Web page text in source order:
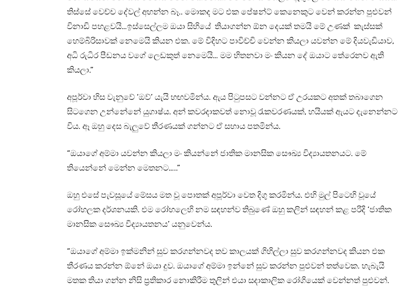
තිස්සේ වෙච්ච දේවල් අහන්න බෑ.. මොකද මට එක පේෂන්ට් කෙනෙකුට වෙන් කරන්න පුළුවන්
විනාඩි පහළවයි…ඉස්සෙල්ලම ඔයා සිහියේ තියාගන්න ඕන දෙයක් තමයි මේ උණක් කැස්සක්
හෙම්බිරිසාවක් නෙමෙයි කියන එක. මේ විදිහට පාවිච්චි වෙන්න කියලා යවන්න මේ දියවැඩියාව,
අධි රුධිර පීඩනය වගේ ලෙඩකුත් නෙමෙයි… මම හිතනවා මං කියන දේ ඔයාට තේරෙනව ඇති
කියලා.”
අපූර්වා හිස වැනුවේ ‘ඔව්’ යැයි හඟවමින්ය. ඇය පිටුපසට වන්නට ඒ උරයකට අතක් තබාගෙන
සිටගෙන උන්නේනේ යුගාෂ්ය. අන් කවරදාකවත් නොවූ රැකවරණයක්, හයියක් ඇයට දැනෙන්නට
විය. ඈ ඔහු දෙස බැලුවේ තීරණයක් ගන්නට ඒ සහාය පතමින්ය.
“ඔයාගේ අම්මා යවන්න කියලා මං කියන්නේ ජාතික මානසික සෞඛ්‍ය විද්‍යායතනයට. මේ
තියෙන්නේ මෙන්න මෙතනට…..”
ඔහු එසේ පැවසූයේ මේසය මත වූ පොතක් අපූර්වා වෙත දිගු කරමින්ය. එහි මුල් පිටෙහි වූයේ
රෝහලක දර්ශනයකි. එම රෝහලෙහි නම සඳහන්ව තිබුණේ ඔහු කලින් සඳහන් කළ පරිදි ‘ජාතික
මානසික සෞඛ්‍ය විද්‍යායතනය’ යනුවෙන්ය.
“ඔයාගේ අම්මා ඉක්මනින් සුව කරගන්නවද තව කාලයක් ගිහිල්ලා සුව කරගන්නවද කියන එක
තීරණය කරන්න ඕනේ ඔයා දුව. ඔයාගේ අම්මා ඉන්නේ සුව කරන්න පුළුවන් තත්වෙක. හැබැයි
මතක තියා ගන්න නිසි ප්‍රතිකාර නොකිරීම තුලින් එයා සදාකාලික රෝගියෙක් වෙන්නත් පුළුවන්.